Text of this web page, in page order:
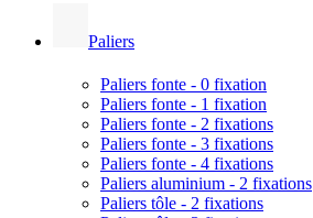
Paliers
Paliers fonte - 0 fixation
Paliers fonte - 1 fixation
Paliers fonte - 2 fixations
Paliers fonte - 3 fixations
Paliers fonte - 4 fixations
Paliers aluminium - 2 fixations
Paliers tôle - 2 fixations